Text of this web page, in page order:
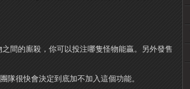
間的廝殺，你可以投注哪隻怪物能贏。另外發售
隊很快會決定到底加不加入這個功能。